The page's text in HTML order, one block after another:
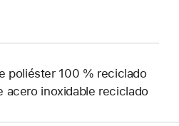
poliéster 100 % reciclado
acero inoxidable reciclado